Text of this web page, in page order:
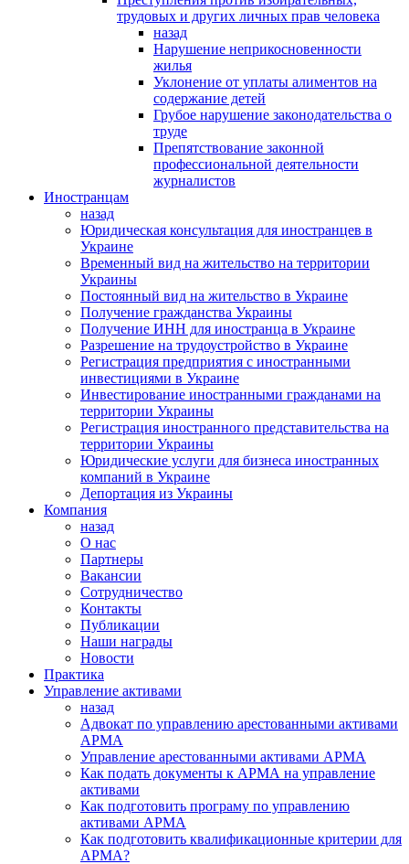
трудовых и других личных прав человека
назад
Нарушение неприкосновенности
жилья
Уклонение от уплаты алиментов на
содержание детей
Грубое нарушение законодательства о
труде
Препятствование законной
профессиональной деятельности
журналистов
Иностранцам
назад
Юридическая консультация для иностранцев в
Украине
Временный вид на жительство на территории
Украины
Постоянный вид на жительство в Украине
Получение гражданства Украины
Получение ИНН для иностранца в Украине
Разрешение на трудоустройство в Украине
Регистрация предприятия с иностранными
инвестициями в Украине
Инвестирование иностранными гражданами на
территории Украины
Регистрация иностранного представительства на
территории Украины
Юридические услуги для бизнеса иностранных
компаний в Украине
Депортация из Украины
Компания
назад
О нас
Партнеры
Вакансии
Сотрудничество
Контакты
Публикации
Наши награды
Новости
Практика
Управление активами
назад
Адвокат по управлению арестованными активами
АРМА
Управление арестованными активами АРМА
Как подать документы к АРМА на управление
активами
Как подготовить програму по управлению
активами АРМА
Как подготовить квалификационные критерии для
АРМА?